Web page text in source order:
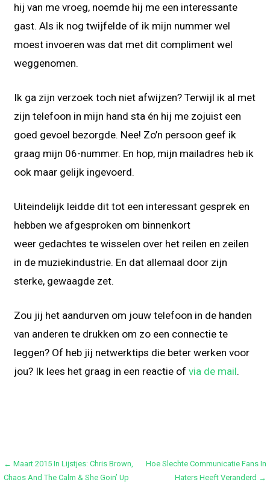
hij van me vroeg, noemde hij me een interessante
gast. Als ik nog twijfelde of ik mijn nummer wel
moest invoeren was dat met dit compliment wel
weggenomen.
Ik ga zijn verzoek toch niet afwijzen? Terwijl ik al met
zijn telefoon in mijn hand sta én hij me zojuist een
goed gevoel bezorgde. Nee! Zo’n persoon geef ik
graag mijn 06-nummer. En hop, mijn mailadres heb ik
ook maar gelijk ingevoerd.
Uiteindelijk leidde dit tot een interessant gesprek en
hebben we afgesproken om binnenkort
weer gedachtes te wisselen over het reilen en zeilen
in de muziekindustrie. En dat allemaal door zijn
sterke, gewaagde zet.
Zou jij het aandurven om jouw telefoon in de handen
van anderen te drukken om zo een connectie te
leggen? Of heb jij netwerktips die beter werken voor
jou? Ik lees het graag in een reactie ofvia de mail.
Bericht
← Maart 2015 In Lijstjes: Chris Brown,
Chaos And The Calm & She Goin’ Up
Hoe Slechte Communicatie Fans In
Haters Heeft Veranderd →